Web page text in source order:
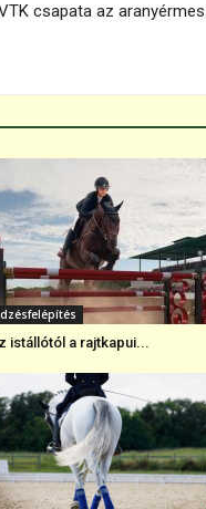
csapata az aranyérmes
istállótól a rajtkapui...